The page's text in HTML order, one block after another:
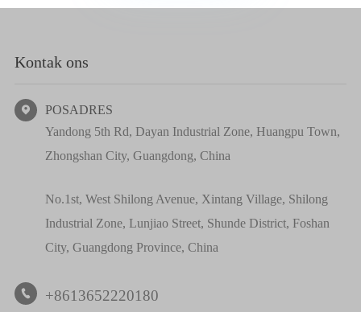
Kontak ons

POSADRES
Yandong 5th Rd, Dayan Industrial Zone, Huangpu Town,
Zhongshan City, Guangdong, China
No.1st, West Shilong Avenue, Xintang Village, Shilong
Industrial Zone, Lunjiao Street, Shunde District, Foshan
City, Guangdong Province, China
 +8613652220180